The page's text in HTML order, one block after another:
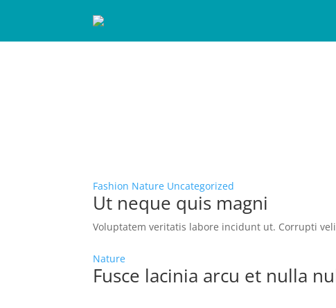
Fashion Nature Uncategorized
Ut neque quis magni
Voluptatem veritatis labore incidunt ut. Corrupti
Nature
Fusce lacinia arcu et nulla